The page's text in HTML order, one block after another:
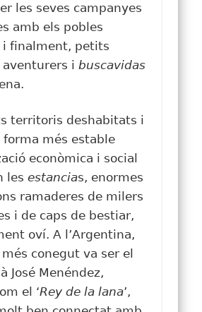
les seves campanyes
amb els pobles
i finalment, petits
aventurers ibuscavidas
territoris deshabitats i
més estable
econòmica i social
lesestancias, enormes
ramaderes de milers
i de caps de bestiar,
oví. A l’Argentina,
més conegut va ser el
José Menéndez,
el ‘Rey de la lana’,